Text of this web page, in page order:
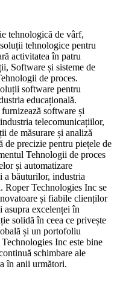
tehnologică de vârf,
tehnologice pentru
activitatea în patru
Software și sisteme de
de proces.
software pentru
educațională.
software și
telecomunicațiilor,
de măsurare și analiză
de precizie pentru piețele de
Tehnologii de proces
și automatizare
a băuturilor, industria
Roper Technologies Inc se
și fiabile clienților
asupra excelenței în
solidă în ceea ce privește
și un portofoliu
Inc este bine
schimbare ale
în anii următori.